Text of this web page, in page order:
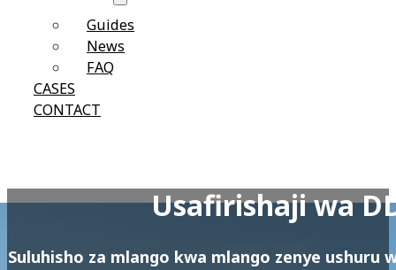
Guides
News
FAQ
CASES
CONTACT
Usafirishaji wa
Suluhisho za mlango kwa mlango zenye